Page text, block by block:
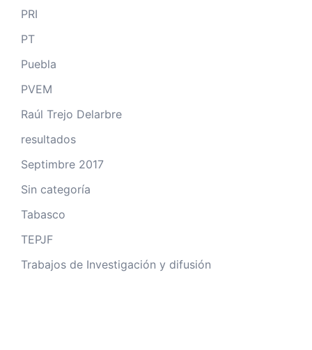
PRI
PT
Puebla
PVEM
Raúl Trejo Delarbre
resultados
Septimbre 2017
Sin categoría
Tabasco
TEPJF
Trabajos de Investigación y difusión